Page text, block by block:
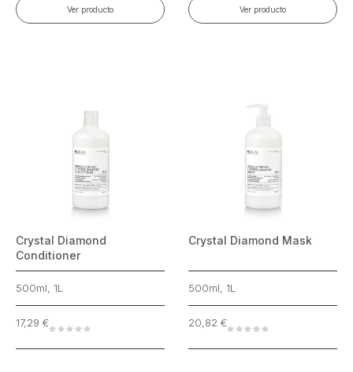
Ver producto Ver producto
Crystal Diamond
Conditioner
500ml, 1L
17,29 €
Crystal Diamond Mask
500ml, 1L
20,82 €